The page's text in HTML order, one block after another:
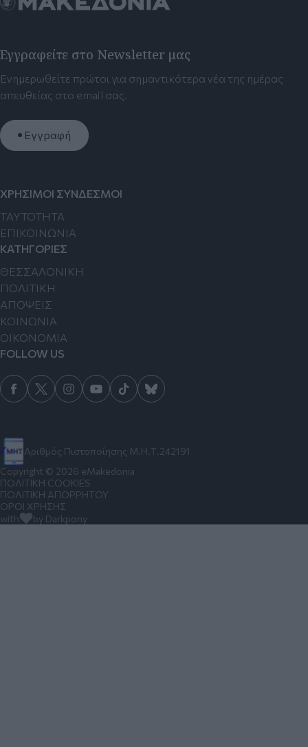
Εγγραφείτε στο Newsletter μας
Ενημερωθείτε πρώτοι για σημαντικότερα νέα της ημέρας
απευθείας στο email σας.
Εγγραφή
Αριθμός Πιστοποίησης Μ.Η.Τ.242191
ΧΡΗΣΙΜΟΙ ΣΥΝΔΕΣΜΟΙ
TAYTOTHTA
ΕΠΙΚΟΙΝΩΝΙΑ
ΚΑΤΗΓΟΡΙΕΣ
ΘΕΣΣΑΛΟΝΙΚΗ
ΠΟΛΙΤΙΚΗ
ΑΠΟΨΕΙΣ
ΚΟΙΝΩΝΙΑ
ΟΙΚΟΝΟΜΙΑ
FOLLOW US
Copyright © 2026 eMakedonia
ΠΟΛΙΤΙΚΗ COOKIES
ΠΟΛΙΤΙΚΗ ΑΠΟΡΡΗΤΟΥ
ΟΡΟΙ ΧΡΗΣΗΣ
with
by Darkpony